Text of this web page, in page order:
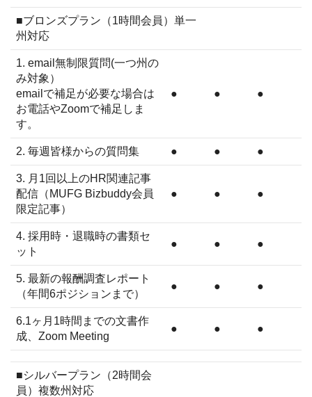
■ブロンズプラン（1時間会員）単一
州対応
1. email無制限質問(一つ州の
み対象）
emailで補足が必要な場合は
お電話やZoomで補足しま
す。
● ● ●
2. 毎週皆様からの質問集 ● ● ●
3. 月1回以上のHR関連記事
配信（MUFG Bizbuddy会員
限定記事）
● ● ●
4. 採用時・退職時の書類セ
ット
● ● ●
5. 最新の報酬調査レポート
（年間6ポジションまで）
● ● ●
6.1ヶ月1時間までの文書作
成、Zoom Meeting
● ● ●
■シルバープラン（2時間会
員）複数州対応